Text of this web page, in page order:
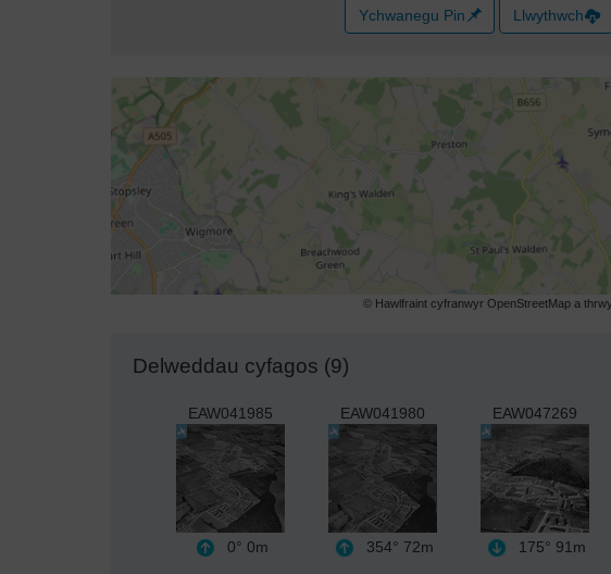
Ychwanegu Pin Llwythwch
© Hawlfraint cyfranwyr OpenStreetMap a
Delweddau cyfagos (9)
EAW041985
0° 0m
EAW041980
354° 72m
EAW047269
175° 91m